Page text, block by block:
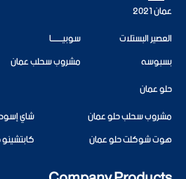
عمان 2021
العصير البستلات
سوبيــــــــا
بسبوسه
مشروب سحلب عمان
حلو عمان
مشروب سحلب حلو عمان
شاي
هوت شوكلت حلو عمان